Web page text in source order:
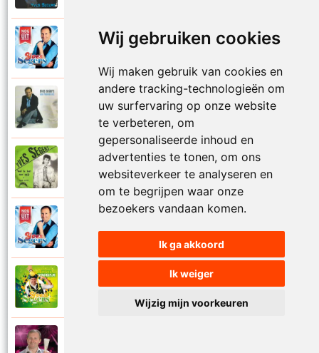
Wij gebruiken cookies
Wij maken gebruik van cookies en
andere tracking-technologieën om
uw surfervaring op onze website
te verbeteren, om
gepersonaliseerde inhoud en
advertenties te tonen, om ons
websiteverkeer te analyseren en
om te begrijpen waar onze
bezoekers vandaan komen.
Ik ga akkoord
Ik weiger
Wijzig mijn voorkeuren
Yves Segers
Yves Segers
Vaarwel verleden
Yves Segers
Veel te laat voor spijt
Verdomd ik mis je